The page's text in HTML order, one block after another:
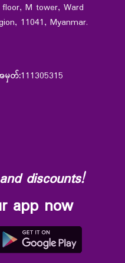
M tower, Ward
11041, Myanmar.
မှတ်:111305315
discounts!
app now